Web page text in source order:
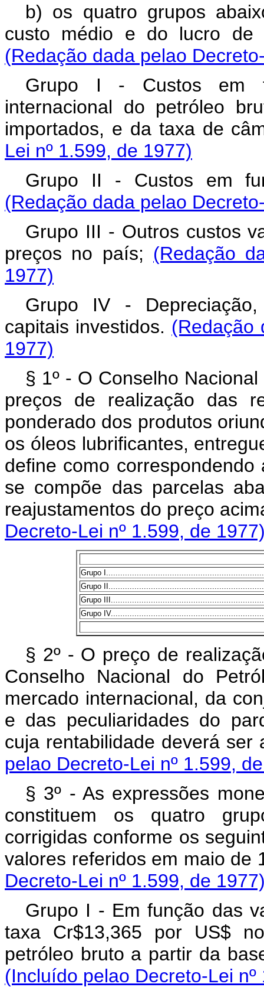
b) os quatro grupos
custo médio e do lucro de
(Redação dada pelao
Grupo I - Custos em
internacional do petróleo
importados, e da taxa de
Lei nº 1.599, de 1977)
Grupo II - Custos em
(Redação dada pelao
Grupo III - Outros custos
preços no país; (Redação
1977)
Grupo IV -
capitais investidos. (Redação
1977)
§ 1º - O Conselho
preços de realização das
ponderado dos produtos
os óleos lubrificantes,
define como
se compõe das parcelas
reajustamentos do preço
Decreto-Lei nº 1.599, de
Grupo
Grupo
Grupo
Grupo
§ 2º - O preço de
Conselho Nacional do
mercado internacional, da
e das peculiaridades do
cuja rentabilidade
pelao Decreto-Lei nº 1.599,
§ 3º - As expressões
constituem os quatro
corrigidas conforme os
valores referidos em
Decreto-Lei nº 1.599, de
Grupo I - Em função das
taxa Cr$13,365 por US$
petróleo bruto a partir da
(Incluído pelao Decreto-Lei